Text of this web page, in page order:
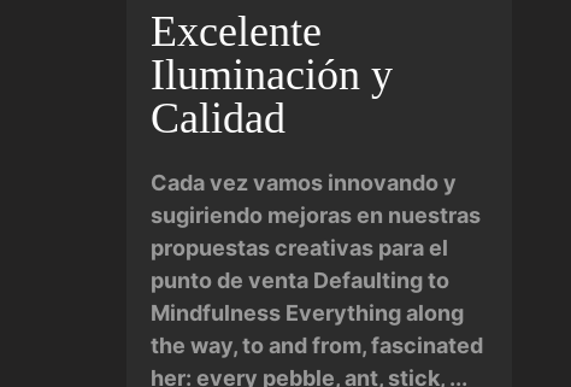
Excelente
Iluminación y
Calidad
Cada vez vamos innovando y
sugiriendo mejoras en nuestras
propuestas creativas para el
punto de venta Defaulting to
Mindfulness Everything along
the way, to and from, fascinated
her: every pebble, ant, stick, ...